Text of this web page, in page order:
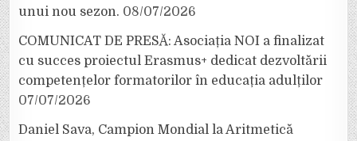
unui nou sezon. 08/07/2026
COMUNICAT DE PRESĂ: Asociația NOI a finalizat
cu succes proiectul Erasmus+ dedicat dezvoltării
competențelor formatorilor în educația adulților
07/07/2026
Daniel Sava, Campion Mondial la Aritmetică